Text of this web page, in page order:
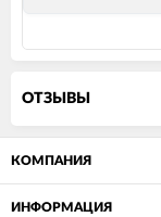
ОТЗЫВЫ
КОМПАНИЯ
ИНФОРМАЦИЯ